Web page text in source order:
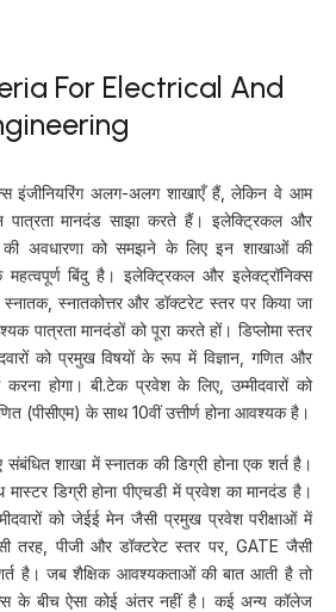
For Electrical And
इंजीनियरिंग अलग-अलग शाखाएँ हैं, लेकिन वे आम
पात्रता मानदंड साझा करते हैं। इलेक्ट्रिकल और
अवधारणा को समझने के लिए इन शाखाओं की
बिंदु है। इलेक्ट्रिकल और इलेक्ट्रॉनिक्स
स्नातक, स्नातकोत्तर और डॉक्टरेट स्तर पर किया जा
पात्रता मानदंडों को पूरा करते हों। डिप्लोमा स्तर
को प्रमुख विषयों के रूप में विज्ञान, गणित और
होगा। बी.टेक प्रवेश के लिए, उम्मीदवारों को
(पीसीएम) के साथ 10वीं उत्तीर्ण होना आवश्यक है।
शाखा में स्नातक की डिग्री होना एक शर्त है।
डिग्री होना पीएचडी में प्रवेश का मानदंड है।
को जेईई मेन जैसी प्रमुख प्रवेश परीक्षाओं में
तरह, पीजी और डॉक्टरेट स्तर पर, GATE जैसी
शर्त है। जब शैक्षिक आवश्यकताओं की बात आती है तो
के बीच ऐसा कोई अंतर नहीं है। कई अन्य कॉलेज